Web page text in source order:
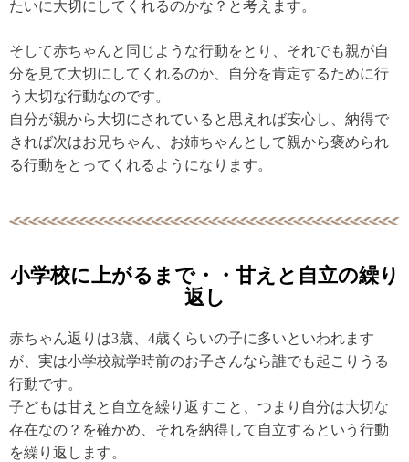
たいに大切にしてくれるのかな？と考えます。
そして赤ちゃんと同じような行動をとり、それでも親が自
分を見て大切にしてくれるのか、自分を肯定するために行
う大切な行動なのです。
自分が親から大切にされていると思えれば安心し、納得で
きれば次はお兄ちゃん、お姉ちゃんとして親から褒められ
る行動をとってくれるようになります。
小学校に上がるまで・・甘えと自立の繰り
返し
赤ちゃん返りは3歳、4歳くらいの子に多いといわれます
が、実は小学校就学時前のお子さんなら誰でも起こりうる
行動です。
子どもは甘えと自立を繰り返すこと、つまり自分は大切な
存在なの？を確かめ、それを納得して自立するという行動
を繰り返します。